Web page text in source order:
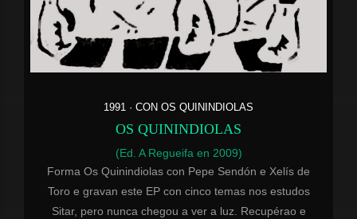
1991 · CON OS QUININDIOLAS
OS QUININDIOLAS
(Ed. A Regueifa en 2009)
Forma Os Quinindiolas con Pepe Sendón e Xelís de
Toro e gravan este EP con cinco temas nos estudos
Sitar, pero nunca chegou a ver a luz. Recupérao e